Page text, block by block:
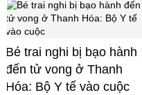
Bé trai nghi bị bạo hành
đến tử vong ở Thanh
Hóa: Bộ Y tế vào cuộc